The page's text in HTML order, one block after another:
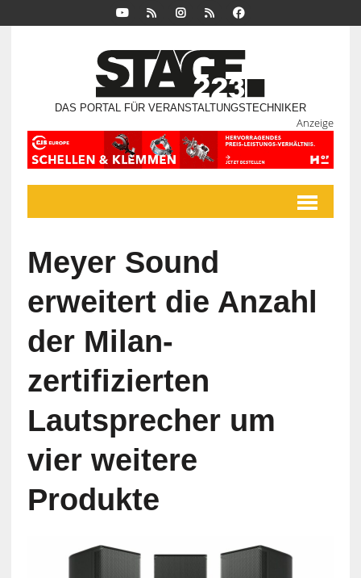
DAS PORTAL FÜR VERANSTALTUNGSTECHNIKER
Anzeige
Meyer Sound
erweitert die Anzahl
der Milan-
zertifizierten
Lautsprecher um
vier weitere
Produkte